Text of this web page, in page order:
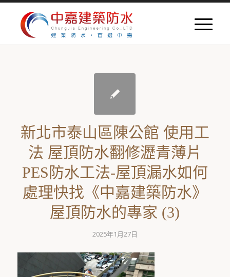
新北市泰山區陳公館 使用工
法 屋頂防水翻修瀝青薄片
PES防水工法-屋頂漏水如何
處理快找《中嘉建築防水》
屋頂防水的專家 (3)
2025年1月27日